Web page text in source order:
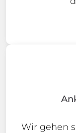
Wir gehen